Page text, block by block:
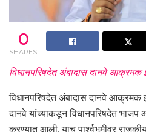
0
SHARES
विधानपरिषदेत अंबादास दानवे आक्रमक
विधानपरिषदेत अंबादास दानवे आक्रमक
दानवे यांच्याकडून विधानपरिषदेत भाजप
करण्यात आली. याच पार्श्वभूमीवर